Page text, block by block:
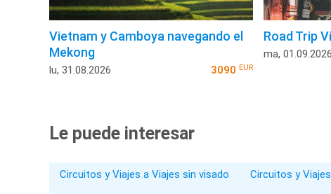
Vietnam y Camboya navegando el
Mekong
lu, 31.08.2026 3090 EUR
Road Trip
ma, 01.09.2026
Le puede interesar
Circuitos y Viajes a Viajes sin visado Circuitos y